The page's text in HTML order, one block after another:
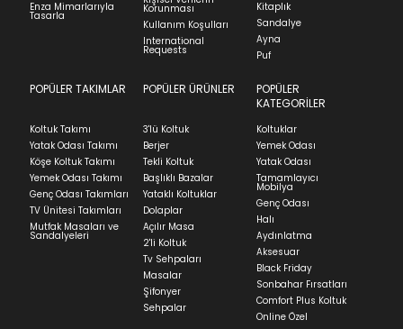
Stock moves super-fast. This look-up is an
indication of where stock might be available but
we can't guarantee it'll be there for long.
görmemiş, kurulumunun yapılmamış ve
kullanılmamış olması gerekmektedir.
İade ve Değişim bölümünü ziyaret ediniz.
Teslimat
Ev tekstili siparişlerinizin kargoya verilme süresi
ortalama 5-24 iş günüdür.
Yatak siparişlerinizin teslim süresi yaşadığınız şehre
ve ürünün stok durumuna göre ortalama 5-24 iş
günüdür.
Panel ve Döşeme grubu ürün siparişlerinizin teslim
süresi yaşadığınız şehre ve ürünün stok durumuna
göre ortalama 30-45 iş günüdür.
Siparişlerim bölümünden sürecinizi takip edebilirsiniz.
Sıkça Sorulan Sorularbölümünü ziyaret
Enza Mimarlarıyla
Tasarla
Korunması
Kullanım Koşulları
International
Requests
Kitaplık
Sandalye
Ayna
Puf
POPÜLER TAKIMLAR
Koltuk Takımı
Yatak Odası Takımı
Köşe Koltuk Takımı
Yemek Odası Takımı
Genç Odası Takımları
TV Ünitesi Takımları
Mutfak Masaları ve
Sandalyeleri
POPÜLER ÜRÜNLER
3'lü Koltuk
Berjer
Tekli Koltuk
Başlıklı Bazalar
Yataklı Koltuklar
Dolaplar
Açılır Masa
2'li Koltuk
Tv Sehpaları
Masalar
Şifonyer
Sehpalar
POPÜLER
KATEGORİLER
Koltuklar
Yemek Odası
Yatak Odası
Tamamlayıcı
Mobilya
Genç Odası
Halı
Aydınlatma
Aksesuar
Black Friday
Sonbahar Fırsatları
Comfort Plus Koltuk
Online Özel